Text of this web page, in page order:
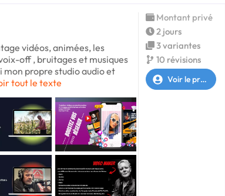
vidéos, animées, les
off , bruitages et musiques
mon propre studio audio et
tout le texte
Montant privé
2 jours
3 variantes
10 révisions
Voir le profil